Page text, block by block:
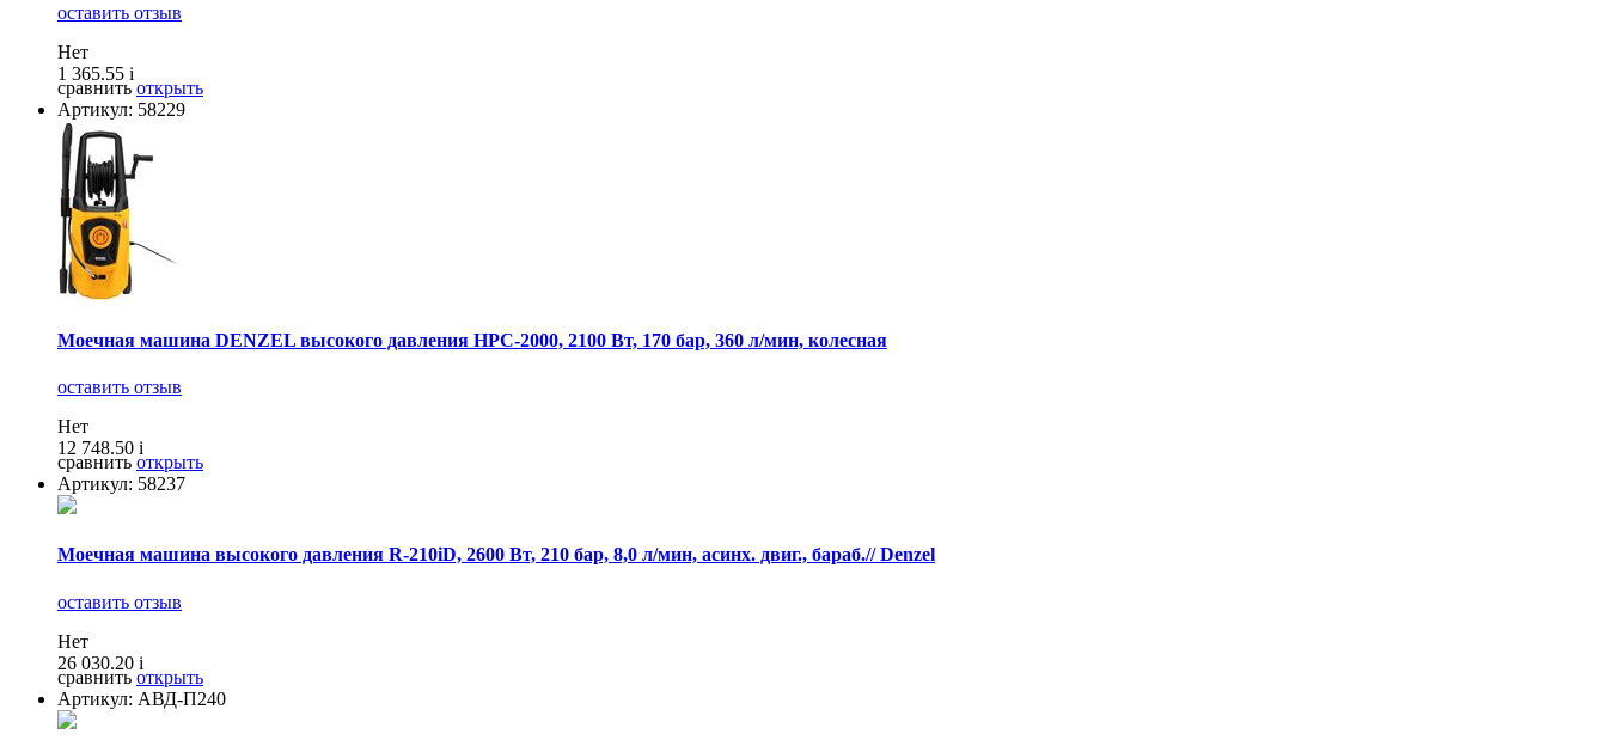
оставить отзыв
Нет
1 365.55 i
сравнить открыть
Артикул: 58229
Моечная машина DENZEL высокого давления HPС-2000, 2100 Вт, 170 бар, 360 л/мин, колесная
оставить отзыв
Нет
12 748.50 i
сравнить открыть
Артикул: 58237
Моечная машина высокого давления R-210iD, 2600 Вт, 210 бар, 8,0 л/мин, асинх. двиг., бараб.// Denzel
оставить отзыв
Нет
26 030.20 i
сравнить открыть
Артикул: АВД-П240